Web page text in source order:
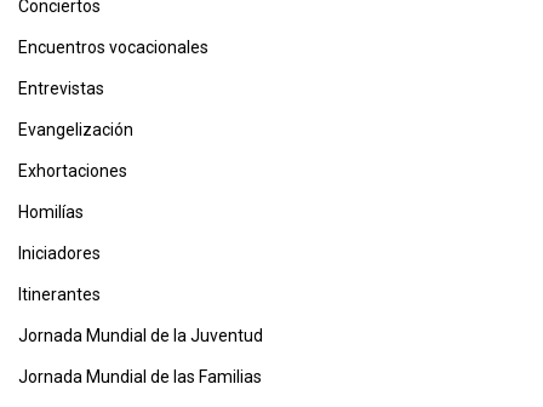
Conciertos
Encuentros vocacionales
Entrevistas
Evangelización
Exhortaciones
Homilías
Iniciadores
Itinerantes
Jornada Mundial de la Juventud
Jornada Mundial de las Familias